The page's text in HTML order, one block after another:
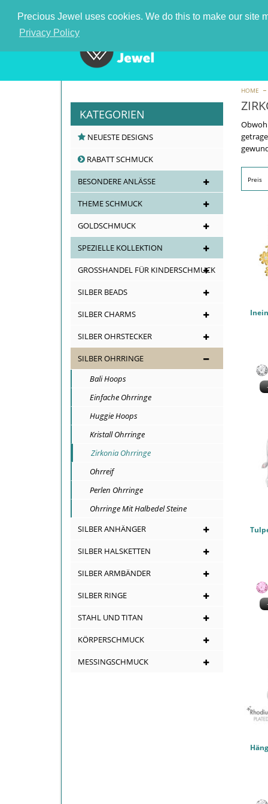
Precious Jewel uses cookies. We do this to make our site
Privacy Policy
HOME
KATEGORIEN
NEUESTE DESIGNS
RABATT SCHMUCK
BESONDERE ANLÄSSE
THEME SCHMUCK
GOLDSCHMUCK
SPEZIELLE KOLLEKTION
GROSSHANDEL FÜR KINDERSCHMUCK
SILBER BEADS
SILBER CHARMS
SILBER OHRSTECKER
SILBER OHRRINGE
Bali Hoops
Einfache Ohrringe
Huggie Hoops
Kristall Ohrringe
Zirkonia Ohrringe
Ohrreif
Perlen Ohrringe
Ohrringe Mit Halbedel Steine
SILBER ANHÄNGER
SILBER HALSKETTEN
SILBER ARMBÄNDER
SILBER RINGE
STAHL UND TITAN
KÖRPERSCHMUCK
MESSINGSCHMUCK
Preis